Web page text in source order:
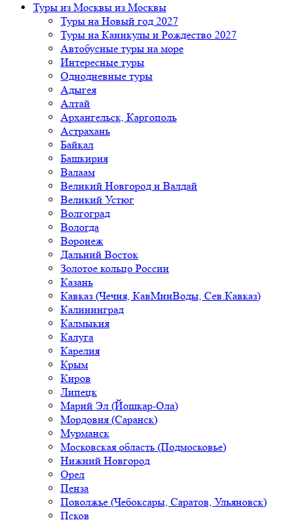
Туры из Москвы из Москвы
Туры на Новый год 2027
Туры на Каникулы и Рождество 2027
Автобусные туры на море
Интересные туры
Однодневные туры
Адыгея
Алтай
Архангельск, Каргополь
Астрахань
Байкал
Башкирия
Валаам
Великий Новгород и Валдай
Великий Устюг
Волгоград
Вологда
Воронеж
Дальний Восток
Золотое кольцо России
Казань
Кавказ (Чечня, КавМинВоды, Сев.Кавказ)
Калининград
Калмыкия
Калуга
Карелия
Крым
Киров
Липецк
Марий Эл (Йошкар-Ола)
Мордовия (Саранск)
Мурманск
Московская область (Подмосковье)
Нижний Новгород
Орел
Пенза
Поволжье (Чебоксары, Саратов, Ульяновск)
Псков